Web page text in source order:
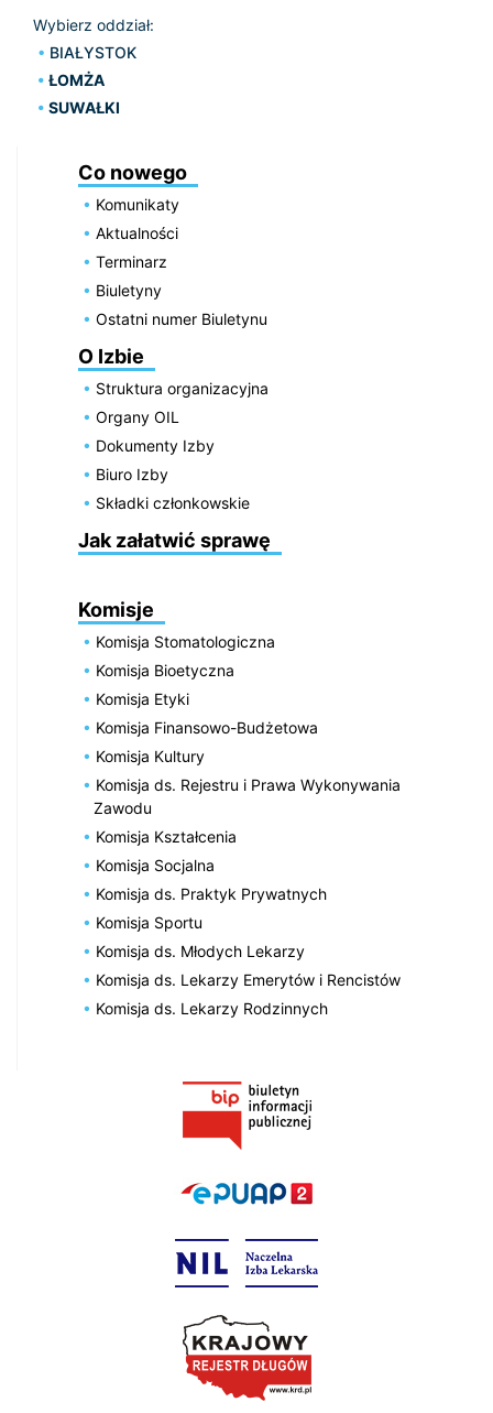
Wybierz oddział:
BIAŁYSTOK
ŁOMŻA
SUWAŁKI
Co nowego
Komunikaty
Aktualności
Terminarz
Biuletyny
Ostatni numer Biuletynu
O Izbie
Struktura organizacyjna
Organy OIL
Dokumenty Izby
Biuro Izby
Składki członkowskie
Jak załatwić sprawę
Komisje
Komisja Stomatologiczna
Komisja Bioetyczna
Komisja Etyki
Komisja Finansowo-Budżetowa
Komisja Kultury
Komisja ds. Rejestru i Prawa Wykonywania
Zawodu
Komisja Kształcenia
Komisja Socjalna
Komisja ds. Praktyk Prywatnych
Komisja Sportu
Komisja ds. Młodych Lekarzy
Komisja ds. Lekarzy Emerytów i Rencistów
Komisja ds. Lekarzy Rodzinnych